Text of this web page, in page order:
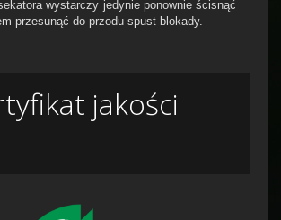
wystarczy jedynie ponownie ścisnąć
przesunąć do przodu spust blokady.
jakości